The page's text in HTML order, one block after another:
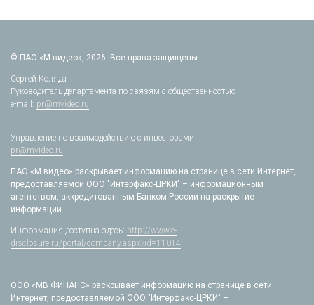
© ПАО «М.видео», 2026. Все права защищены.
Сергей Коляда
Руководитель департамента по связям с общественностью
e-mail: pr@mvideo.ru
Управление по взаимодействию с инвесторами
pr@mvideo.ru
ПАО «М.видео» раскрывает информацию на странице в сети Интернет,
предоставляемой ООО "Интерфакс-ЦРКИ" – информационным
агентством, аккредитованным Банком России на раскрытие
информации.
Информация доступна здесь: http://www.e-
disclosure.ru/portal/company.aspx?id=11014
ООО «МВ ФИНАНС» раскрывает информацию на странице в сети
Интернет, предоставляемой ООО "Интерфакс-ЦРКИ" –